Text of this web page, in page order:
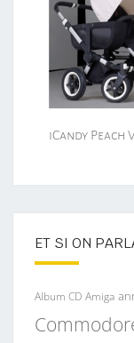
iCandy Peach
ET SI ON
Album CD Amiga